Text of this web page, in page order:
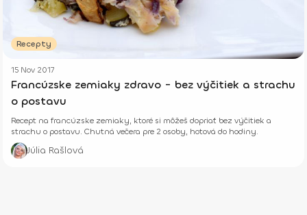
Recepty
15 Nov 2017
Francúzske zemiaky zdravo - bez výčitiek a strachu
o postavu
Recept na francúzske zemiaky, ktoré si môžeš dopriať bez výčitiek a
strachu o postavu. Chutná večera pre 2 osoby, hotová do hodiny.
Júlia Rašlová